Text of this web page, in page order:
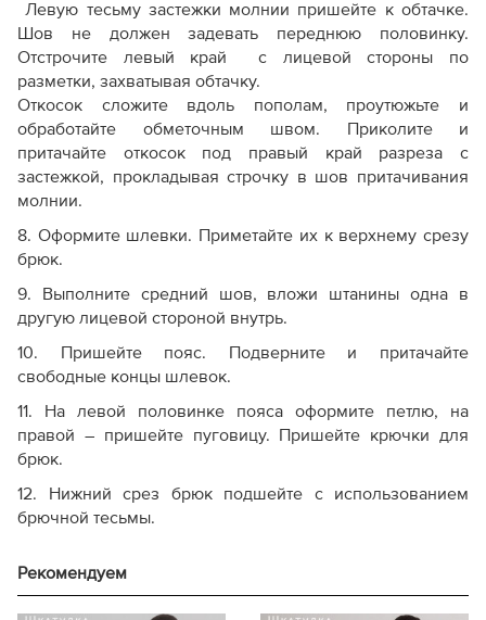
Левую тесьму застежки молнии пришейте к обтачке.
Шов не должен задевать переднюю половинку.
Отстрочите левый край с лицевой стороны по
разметки, захватывая обтачку.
Откосок сложите вдоль пополам, проутюжьте и
обработайте обметочным швом. Приколите и
притачайте откосок под правый край разреза с
застежкой, прокладывая строчку в шов притачивания
молнии.
8. Оформите шлевки. Приметайте их к верхнему срезу
брюк.
9. Выполните средний шов, вложи штанины одна в
другую лицевой стороной внутрь.
10. Пришейте пояс. Подверните и притачайте
свободные концы шлевок.
11. На левой половинке пояса оформите петлю, на
правой – пришейте пуговицу. Пришейте крючки для
брюк.
12. Нижний срез брюк подшейте с использованием
брючной тесьмы.
Рекомендуем